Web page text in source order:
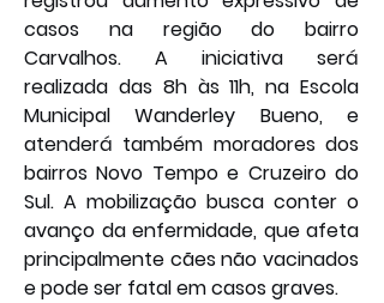
casos na região do bairro
Carvalhos. A iniciativa será
realizada das 8h às 11h, na Escola
Municipal Wanderley Bueno, e
atenderá também moradores dos
bairros Novo Tempo e Cruzeiro do
Sul. A mobilização busca conter o
avanço da enfermidade, que afeta
principalmente cães não vacinados
e pode ser fatal em casos graves.